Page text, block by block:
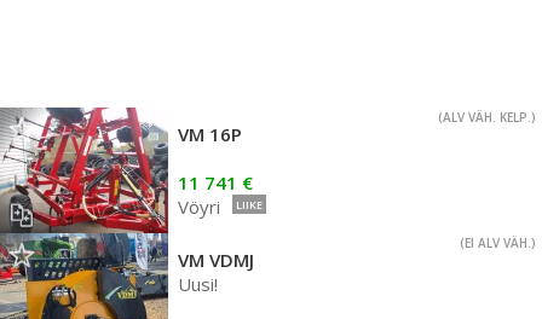
(ALV VÄH. KELP.)
VM 16P
11 741 €
Vöyri
LIIKE
(EI ALV VÄH.)
VM VDMJ
Uusi!